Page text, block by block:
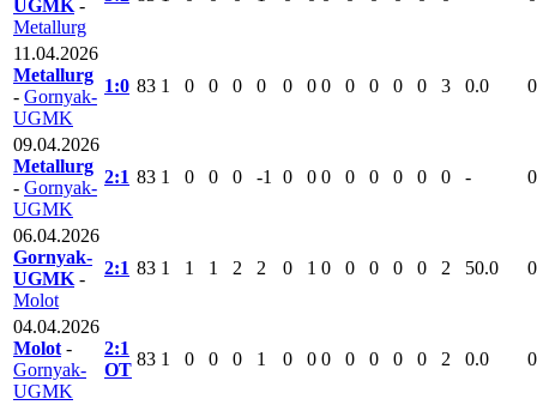
UGMK -
Metallurg
11.04.2026
Metallurg
- Gornyak-
UGMK
1:0 83 1 0 0 0 0 0 0 0 0 0 0 0 3 0.0 0
09.04.2026
Metallurg
- Gornyak-
UGMK
2:1 83 1 0 0 0 -1 0 0 0 0 0 0 0 0 - 0
06.04.2026
Gornyak-
UGMK -
Molot
2:1 83 1 1 1 2 2 0 1 0 0 0 0 0 2 50.0 0
04.04.2026
Molot -
Gornyak-
UGMK
2:1
ОТ
83 1 0 0 0 1 0 0 0 0 0 0 0 2 0.0 0